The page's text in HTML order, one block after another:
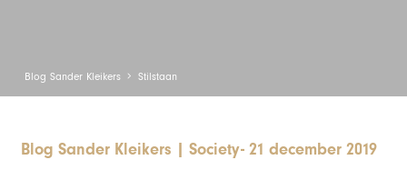
Blog Sander Kleikers Stilstaan
Blog Sander Kleikers | Society-21 december 2019